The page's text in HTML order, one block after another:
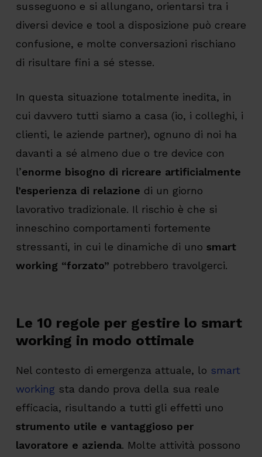
susseguono e si allungano, orientarsi tra i
diversi device e tool a disposizione può creare
confusione, e molte conversazioni rischiano
di risultare fini a sé stesse.
In questa situazione totalmente inedita, in
cui davvero tutti siamo a casa (io, i colleghi, i
clienti, le aziende partner), ognuno di noi ha
davanti a sé almeno due o tre device con
l’enorme bisogno di ricreare artificialmente
l’esperienza di relazione di un giorno
lavorativo tradizionale. Il rischio è che si
inneschino comportamenti fortemente
stressanti, in cui le dinamiche di uno smart
working “forzato” potrebbero travolgerci.
Le 10 regole per gestire lo smart
working in modo ottimale
Nel contesto di emergenza attuale, lo smart
working sta dando prova della sua reale
efficacia, risultando a tutti gli effetti uno
strumento utile e vantaggioso per
lavoratore e azienda. Molte attività possono